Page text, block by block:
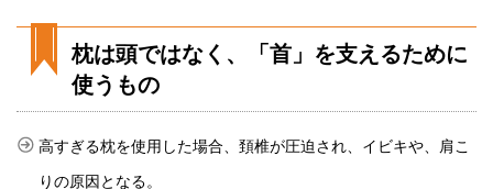
枕は頭ではなく、「首」を支えるために
使うもの
高すぎる枕を使用した場合、頚椎が圧迫され、イビキや、肩こ
りの原因となる。